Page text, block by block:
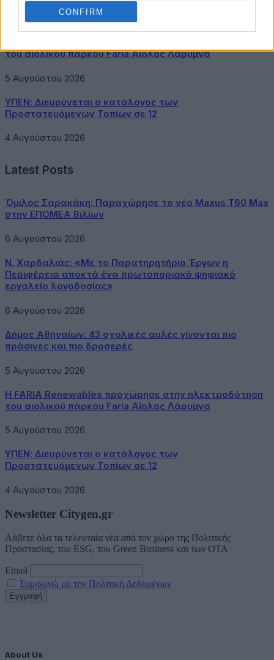
CONFIRM
5 Αυγούστου 2026
του αιολικού πάρκου Faria Αίολος Λάρυμνα
5 Αυγούστου 2026
ΥΠΕΝ: Διευρύνεται ο κατάλογος των
Προστατευόμενων Τοπίων σε 12
4 Αυγούστου 2026
Latest Posts
Όμιλος Σαρακάκη: Παραχώρησε το νέο Maxus T60 Max
στην ΕΠΟΜΕΑ Βιλίων
6 Αυγούστου 2026
Ν. Χαρδαλιάς: «Με το Παρατηρητήριο Έργων η
Περιφέρεια αποκτά ένα πρωτοποριακό ψηφιακό
εργαλείο λογοδοσίας»
6 Αυγούστου 2026
Δήμος Αθηναίων: 43 σχολικές αυλές γίνονται πιο
πράσινες και πιο δροσερές
5 Αυγούστου 2026
Η FARIA Renewables προχώρησε στην ηλεκτροδότηση
του αιολικού πάρκου Faria Αίολος Λάρυμνα
5 Αυγούστου 2026
ΥΠΕΝ: Διευρύνεται ο κατάλογος των
Προστατευόμενων Τοπίων σε 12
4 Αυγούστου 2026
Newsletter Citygen.gr
Λάβετε όλα τα τελευταία νέα από τον χώρο της Πολιτικής
Προστασίας, του ESG, του Green Business και των ΟΤΑ
Email
Συμφωνώ με την Πολιτική Δεδομένων
About Us